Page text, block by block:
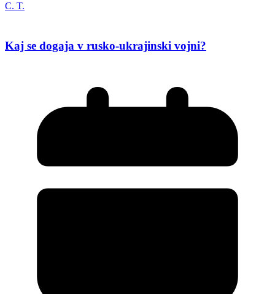
C. T.
Kaj se dogaja v rusko-ukrajinski vojni?